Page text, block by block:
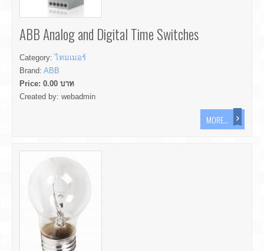
ABB Analog and Digital Time Switches
Category:ไทมเมอร์
Brand: ABB
Price: 0.00 บาท
Created by: webadmin
MORE...